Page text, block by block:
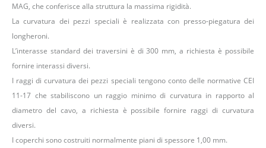
MAG, che conferisce alla struttura la massima rigidità.
La curvatura dei pezzi speciali è realizzata con presso-piegatura dei
longheroni.
L’interasse standard dei traversini è di 300 mm, a richiesta è possibile
fornire interassi diversi.
I raggi di curvatura dei pezzi speciali tengono conto delle normative CEI
11-17 che stabiliscono un raggio minimo di curvatura in rapporto al
diametro del cavo, a richiesta è possibile fornire raggi di curvatura
diversi.
I coperchi sono costruiti normalmente piani di spessore 1,00 mm.